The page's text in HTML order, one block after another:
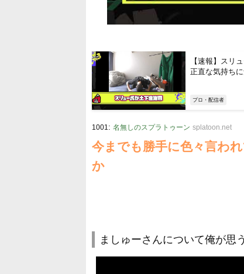
【速報】スリ
正直な気持ち
プロ・配信者
1001: 名無しのスプラトゥーン splatoon.net
今までも勝手に色々言わ
か
ましゅーさんについて俺が思